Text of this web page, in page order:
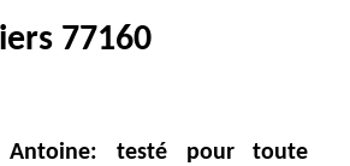
77160
Antoine: testé pour toute